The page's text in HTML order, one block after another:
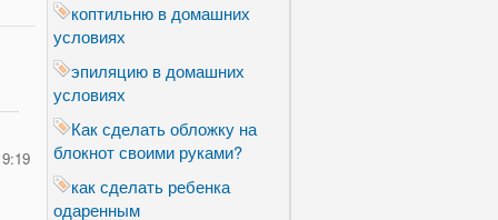
коптильню в домашних
условиях
эпиляцию в домашних
условиях
Как сделать обложку на
блокнот своими руками?
как сделать ребенка
одаренным